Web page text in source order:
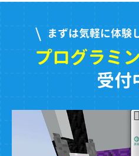
まずは気軽に体験
プログラミ
受付